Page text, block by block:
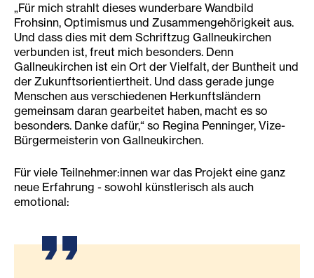
„Für mich strahlt dieses wunderbare Wandbild
Frohsinn, Optimismus und Zusammengehörigkeit aus.
Und dass dies mit dem Schriftzug Gallneukirchen
verbunden ist, freut mich besonders. Denn
Gallneukirchen ist ein Ort der Vielfalt, der Buntheit und
der Zukunftsorientiertheit. Und dass gerade junge
Menschen aus verschiedenen Herkunftsländern
gemeinsam daran gearbeitet haben, macht es so
besonders. Danke dafür,“ so Regina Penninger, Vize-
Bürgermeisterin von Gallneukirchen.
Für viele Teilnehmer:innen war das Projekt eine ganz
neue Erfahrung - sowohl künstlerisch als auch
emotional: